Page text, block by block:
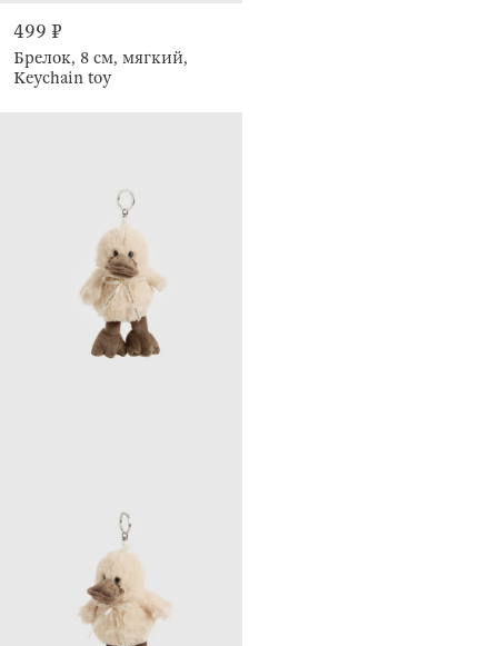
499 ₽
Брелок, 8 см, мягкий,
Keychain toy